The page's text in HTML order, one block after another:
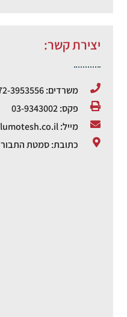
יצירת קשר:
משרדים: 072-3953556
פקס: 03-9343002
מייל: info@alumotesh.co.il
כתובת: סמטת התבור 12, סגולה, פתח תקווה